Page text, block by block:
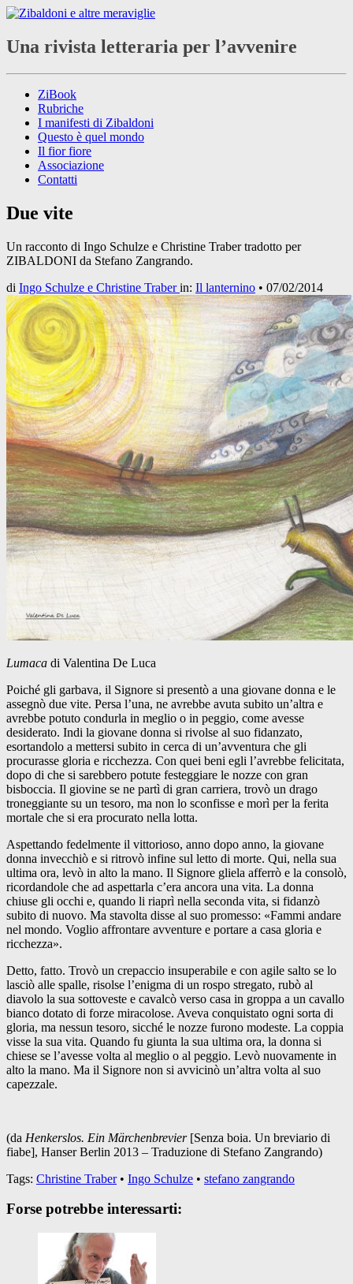
Una rivista letteraria per l’avvenire
ZiBook
Rubriche
I manifesti di Zibaldoni
Questo è quel mondo
Il fior fiore
Associazione
Contatti
Due vite
Un racconto di Ingo Schulze e Christine Traber tradotto per
ZIBALDONI da Stefano Zangrando.
di Ingo Schulze e Christine Traberin: Il lanternino • 07/02/2014
Lumaca di Valentina De Luca
Poiché gli garbava, il Signore si presentò a una giovane donna e le
assegnò due vite. Persa l’una, ne avrebbe avuta subito un’altra e
avrebbe potuto condurla in meglio o in peggio, come avesse
desiderato. Indi la giovane donna si rivolse al suo fidanzato,
esortandolo a mettersi subito in cerca di un’avventura che gli
procurasse gloria e ricchezza. Con quei beni egli l’avrebbe felicitata,
dopo di che si sarebbero potute festeggiare le nozze con gran
bisboccia. Il giovine se ne partì di gran carriera, trovò un drago
troneggiante su un tesoro, ma non lo sconfisse e morì per la ferita
mortale che si era procurato nella lotta.
Aspettando fedelmente il vittorioso, anno dopo anno, la giovane
donna invecchiò e si ritrovò infine sul letto di morte. Qui, nella sua
ultima ora, levò in alto la mano. Il Signore gliela afferrò e la consolò,
ricordandole che ad aspettarla c’era ancora una vita. La donna
chiuse gli occhi e, quando li riaprì nella seconda vita, si fidanzò
subito di nuovo. Ma stavolta disse al suo promesso: «Fammi andare
nel mondo. Voglio affrontare avventure e portare a casa gloria e
ricchezza».
Detto, fatto. Trovò un crepaccio insuperabile e con agile salto se lo
lasciò alle spalle, risolse l’enigma di un rospo stregato, rubò al
diavolo la sua sottoveste e cavalcò verso casa in groppa a un cavallo
bianco dotato di forze miracolose. Aveva conquistato ogni sorta di
gloria, ma nessun tesoro, sicché le nozze furono modeste. La coppia
visse la sua vita. Quando fu giunta la sua ultima ora, la donna si
chiese se l’avesse volta al meglio o al peggio. Levò nuovamente in
alto la mano. Ma il Signore non si avvicinò un’altra volta al suo
capezzale.
(da Henkerslos. Ein Märchenbrevier [Senza boia. Un breviario di
fiabe], Hanser Berlin 2013 – Traduzione di Stefano Zangrando)
Tags: Christine Traber• Ingo Schulze • stefano zangrando
Forse potrebbe interessarti: